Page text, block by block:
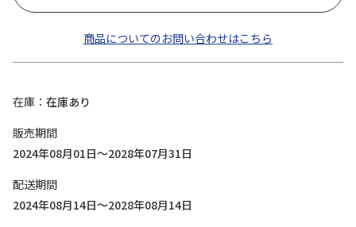
商品についてのお問い合わせはこちら
在庫
在庫あり
販売期間
2024年08月01日～2028年07月31日
配送期間
2024年08月14日～2028年08月14日